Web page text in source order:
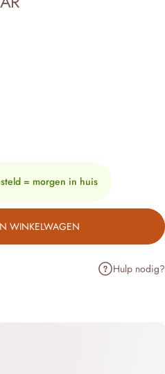
= morgen in huis
WINKELWAGEN
Hulp nodig?